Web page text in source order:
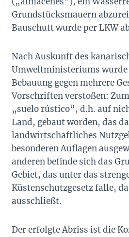
Grundstücksmauern
Bauschutt wurde per LKW
Nach Auskunft des
Umweltministeriums wurde
Bebauung gegen mehrere
Vorschriften verstoßen:
„suelo rústico“, d.h. auf
Land, gebaut worden, das
landwirtschaftliches
besonderen Auflagen
anderen befinde sich das
Gebiet, das unter das
Küstenschutzgesetz falle,
ausschließt.
Der erfolgte Abriss ist die